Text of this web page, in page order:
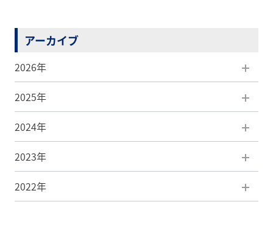
アーカイブ
2026年
8月(1)
7月(5)
6月(5)
5月(5)
2025年
12月(5)
11月(7)
10月(5)
2024年
12月(3)
11月(4)
2023年
12月(3)
2022年